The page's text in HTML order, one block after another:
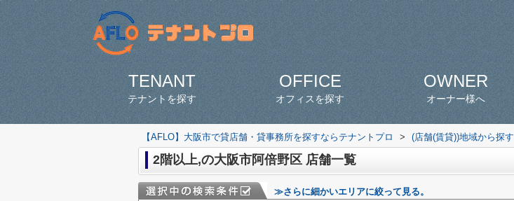
TENANT
テナントを探す
OFFICE
オフィスを探す
OWNER
オーナー様へ
【AFLO】大阪市で貸店舗・貸事務所を探すならテナントプロ > (店舗(賃貸))地域から探す
2階以上,の大阪市阿倍野区 店舗一覧
≫さらに細かいエリアに絞って見る。